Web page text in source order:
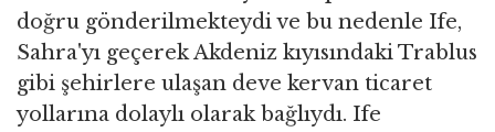
doğru gönderilmekteydi ve bu nedenle Ife,
Sahra'yı geçerek Akdeniz kıyısındaki Trablus
gibi şehirlere ulaşan deve kervan ticaret
yollarına dolaylı olarak bağlıydı. Ife